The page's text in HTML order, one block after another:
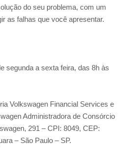
do seu problema, com um
as falhas que você apresentar.
segunda a sexta feira, das 8h às
Volkswagen Financial Services e
Administradora de Consórcio
291 – CPI: 8049, CEP:
– São Paulo – SP.